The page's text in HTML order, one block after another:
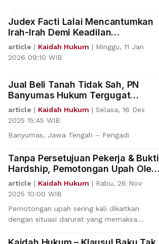
Judex Facti Lalai Mencantumkan
Irah-Irah Demi Keadilan
Berdasarkan Ketuhanan Yang
Maha Esa
article | Kaidah Hukum | Minggu, 11 Jan
2026 09:10 WIB
Jual Beli Tanah Tidak Sah, PN
Banyumas Hukum Tergugat
Kembalikan Uang Rp300 Juta
article | Kaidah Hukum | Selasa, 16 Des
2025 15:45 WIB
Banyumas, Jawa Tengah – Pengadi
Tanpa Persetujuan Pekerja & Bukti
Hardship, Pemotongan Upah Oleh
Perusahaan Tidak Sah
article | Kaidah Hukum | Rabu, 26 Nov
2025 10:00 WIB
Pemotongan upah sering kali dikaitkan
dengan situasi darurat yang memaksa